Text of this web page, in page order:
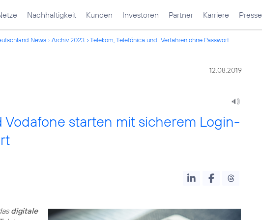
Nachhaltigkeit Kunden Investoren Partner Karriere Presse
News Archiv 2023 Telekom, Telefónica und...Verfahren ohne Passwort
12.08.2019
Vodafone starten mit sicherem Login-
digitale